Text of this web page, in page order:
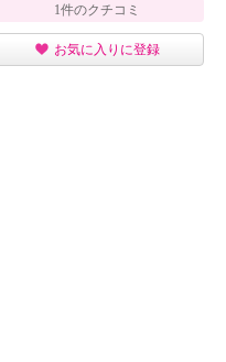
1件のクチコミ
お気に入りに登録